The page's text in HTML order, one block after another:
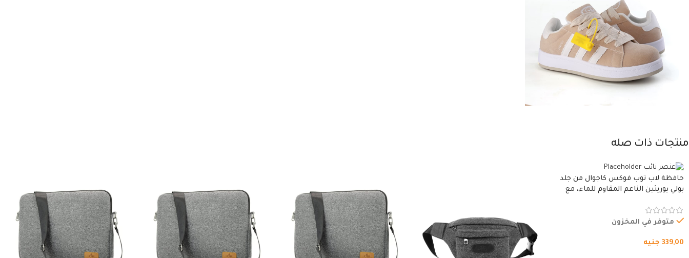
منتجات ذات صله
حافظة لاب توب فوكس كاجوال من جلد
بولي يوريثين الناعم المقاوم للماء، مع
متوفر في المخزون
339,00 جنيه